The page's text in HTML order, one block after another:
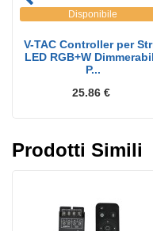
Disponibile
V-TAC Controller per
LED RGB+W
P...
25.86 €
Prodotti Simili